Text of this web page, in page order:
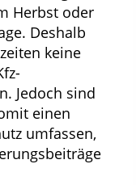
Herbst oder
Deshalb
keine
Jedoch sind
einen
umfassen,